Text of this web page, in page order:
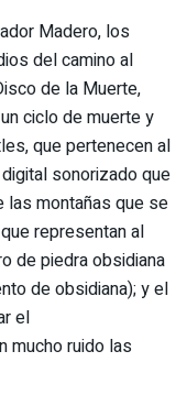
Madero, los
del camino al
de la Muerte,
ciclo de muerte y
que pertenecen al
sonorizado que
las montañas que se
representan al
de piedra obsidiana
de obsidiana); y el
el
mucho ruido las